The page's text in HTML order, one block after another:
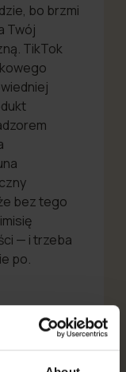
bo brzmi
Twój
TikTok
bez tego
— i trzeba
po.
lub